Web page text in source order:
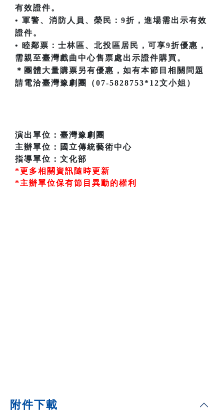
有效證件。
• 軍警、消防人員、榮民：9折，進場需出示有效
證件。
• 睦鄰票：士林區、北投區居民，可享9折優惠，
需親至臺灣戲曲中心售票處出示證件購買。
＊團體大量購票另有優惠，如有本節目相關問題
請電洽臺灣豫劇團（07-5828753*12文小姐）
演出單位：臺灣豫劇團
主辦單位：國立傳統藝術中心
指導單位：文化部
*更多相關資訊隨時更新
*主辦單位保有節目異動的權利
附件下載